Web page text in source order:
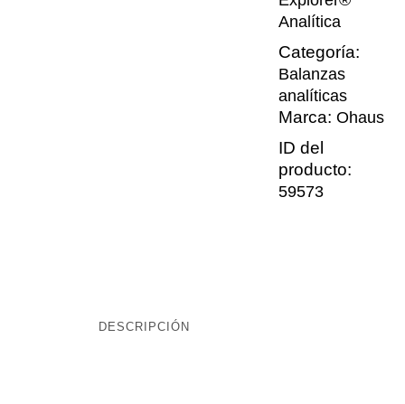
Analítica
Categoría:
Balanzas
analíticas
Marca:Ohaus
ID del
producto:
59573
DESCRIPCIÓN